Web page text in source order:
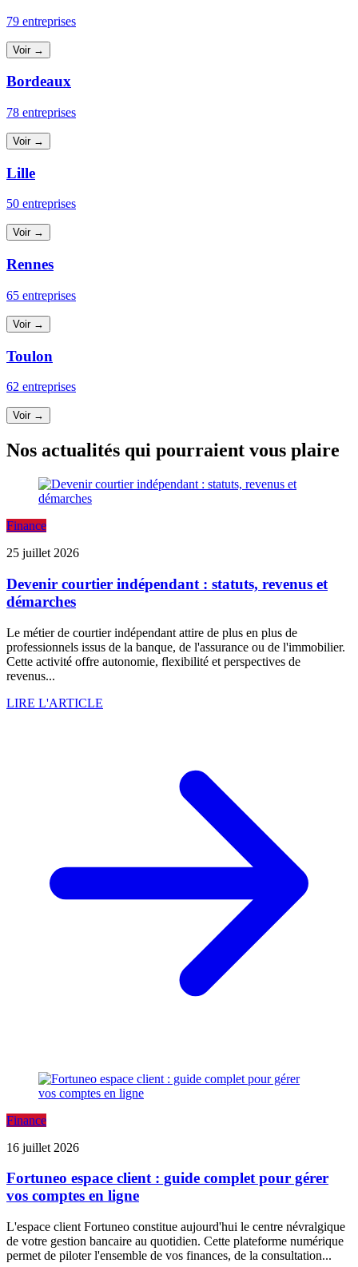
79 entreprises
Voir →
Bordeaux
78 entreprises
Voir →
Lille
50 entreprises
Voir →
Rennes
65 entreprises
Voir →
Toulon
62 entreprises
Voir →
Nos actualités qui pourraient vous plaire
Finance
25 juillet 2026
Devenir courtier indépendant : statuts, revenus et
démarches
Le métier de courtier indépendant attire de plus en plus de
professionnels issus de la banque, de l'assurance ou de l'immobilier.
Cette activité offre autonomie, flexibilité et perspectives de
revenus...
LIRE L'ARTICLE
Finance
16 juillet 2026
Fortuneo espace client : guide complet pour gérer
vos comptes en ligne
L'espace client Fortuneo constitue aujourd'hui le centre névralgique
de votre gestion bancaire au quotidien. Cette plateforme numérique
permet de piloter l'ensemble de vos finances, de la consultation...